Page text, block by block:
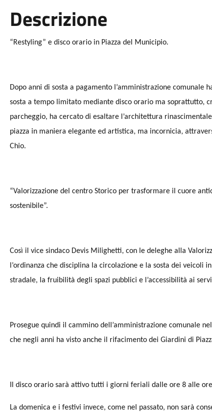
Descrizione
“Restyling” e disco orario in Piazza del Municipio.
Dopo anni di sosta a pagamento l’amministrazione comunale
sosta a tempo limitato mediante disco orario ma soprattutto,
parcheggio, ha cercato di esaltare l’architettura
piazza in maniera elegante ed artistica, ma incornicia,
Chio.
“Valorizzazione del centro Storico per trasformare il cuore
sostenibile”.
Così il vice sindaco Devis Milighetti, con le deleghe alla
l’ordinanza che disciplina la circolazione e la sosta dei
stradale, la fruibilità degli spazi pubblici e l’accessibilità ai
Prosegue quindi il cammino dell’amministrazione comunale
che negli anni ha visto anche il rifacimento dei Giardini di
Il disco orario sarà attivo tutti i giorni feriali dalle ore 8 alle
La domenica e i festivi invece, come nel passato, non sarà